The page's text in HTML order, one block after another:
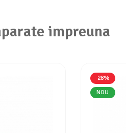
impreuna
-28%
NOU